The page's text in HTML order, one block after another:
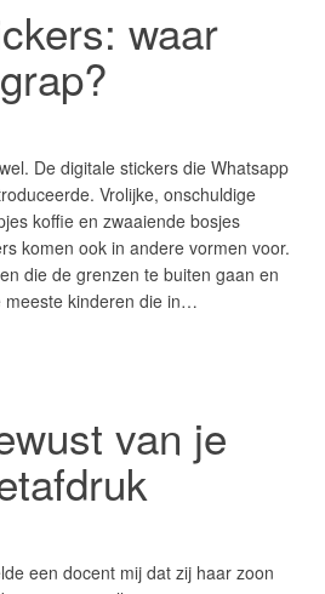
waar
De digitale stickers die Whatsapp
Vrolijke, onschuldige
koffie en zwaaiende bosjes
komen ook in andere vormen voor.
die de grenzen te buiten gaan en
meeste kinderen die in…
van je
een docent mij dat zij haar zoon